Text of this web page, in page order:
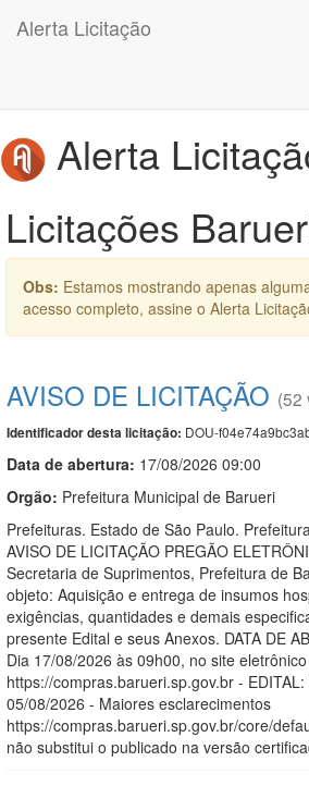
Alerta Licitação
Alerta
Licitações
Obs: Estamos mostrando apenas
acesso completo, assine o Alerta
AVISO DE LICITAÇÃO (52
Identificador desta licitação: DOU-
Data de abertura: 17/08/2026 09:00
Orgão: Prefeitura Municipal de Barueri
Prefeituras. Estado de São Paulo.
AVISO DE LICITAÇÃO PREGÃO
Secretaria de Suprimentos, Prefeitura de
objeto: Aquisição e entrega de insumos
exigências, quantidades e demais
presente Edital e seus Anexos. DATA DE
Dia 17/08/2026 às 09h00, no site eletrônico
https://compras.barueri.sp.gov.br -
05/08/2026 - Maiores esclarecimentos
https://compras.barueri.sp.gov.br/core/
não substitui o publicado na versão